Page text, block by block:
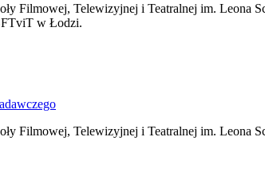
Filmowej, Telewizyjnej i Teatralnej im.
w Łodzi.
Filmowej, Telewizyjnej i Teatralnej im.